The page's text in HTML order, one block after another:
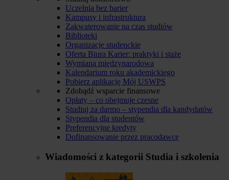
Uczelnia bez barier
Kampusy i infrastruktura
Zakwaterowanie na czas studiów
Biblioteki
Organizacje studenckie
Oferta Biura Karier: praktyki i staże
Wymiana międzynarodowa
Kalendarium roku akademickiego
Pobierz aplikację Mój USWPS
Zdobądź wsparcie finansowe
Opłaty – co obejmuje czesne
Studiuj za darmo – stypendia dla kandydatów
Stypendia dla studentów
Preferencyjne kredyty
Dofinansowanie przez pracodawcę
Wiadomości z kategorii Studia i szkolenia